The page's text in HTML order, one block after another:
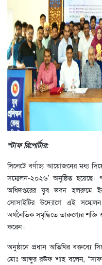
স্টাফ রিপোর্টার:
সিলেটে বর্ণাঢ্য আয়োজনের মধ্য
সম্মেলন-২০২৬’ অনুষ্ঠিত
অধিদপ্তরের যুব ভবন হলরুমে
সোসাইটির উদ্যোগে এই
অর্থনৈতিক সমৃদ্ধিতে তারুণ্যের শক্তি
করেন।
অনুষ্ঠানে প্রধান অতিথির বক্তব্যে
মোঃ আব্দুর রউফ শাহ বলেন,